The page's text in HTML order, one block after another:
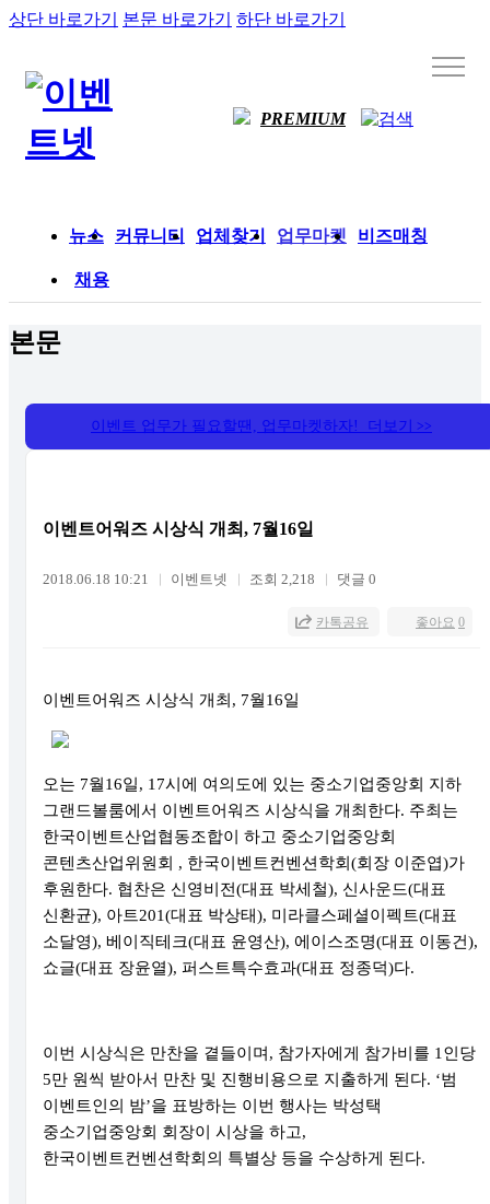
상단 바로가기 본문 바로가기 하단 바로가기
PREMIUM
뉴스 커뮤니티 업체찾기 업무마켓 비즈매칭
채용
본문
이벤트 업무가 필요할땐, 업무마켓하자! 더보기 >>
이벤트어워즈 시상식 개최, 7월16일
2018.06.18 10:21 이벤트넷 조회 2,218 댓글 0
좋아요 0
카톡공유
이벤트어워즈 시상식 개최 , 7월16일
오는 7월16일, 17시에 여의도에 있는 중소기업중앙회 지하
그랜드볼룸에서 이벤트어워즈 시상식을 개최한다. 주최는
한국이벤트산업협동조합이 하고 중소기업중앙회
콘텐츠산업위원회 , 한국이벤트컨벤션학회 (회장 이준엽)가
후원한다. 협찬은 신영비전(대표 박세철), 신사운드(대표
신환균), 아트201(대표 박상태), 미라클스페셜이펙트(대표
소달영), 베이직테크(대표 윤영산), 에이스조명(대표 이동건),
쇼글(대표 장윤열), 퍼스트특수효과(대표 정종덕)다.
이번 시상식은 만찬을 곁들이며, 참가자에게 참가비를 1 인당
5만 원씩 받아서 만찬 및 진행비용으로 지출하게 된다. ‘범
이벤트인의 밤’을 표방하는 이번 행사는 박성택
중소기업중앙회 회장이 시상을 하고,
한국이벤트컨벤션학회의 특별상 등을 수상하게 된다.